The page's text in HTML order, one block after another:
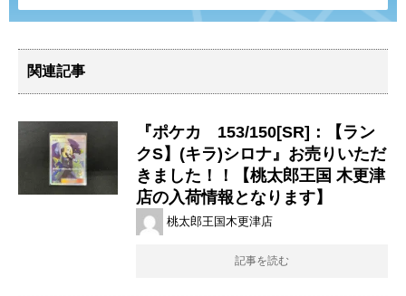
関連記事
『ポケカ 153/150[SR]：【ラン
クS】(キラ)シロナ』お売りいただ
きました！！【桃太郎王国 木更津
店の入荷情報となります】
桃太郎王国木更津店
記事を読む